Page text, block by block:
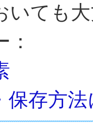
いても
保存方